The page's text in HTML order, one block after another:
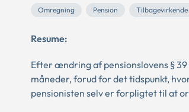
Omregning Pension
Resume:
Efter ændring af pensionslovens §
måneder, forud for det tidspunkt,
pensionisten selv er forpligtet til at